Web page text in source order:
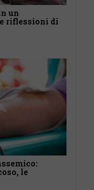
un
riflessioni di
le